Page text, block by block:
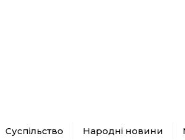
Суспільство Народні новини